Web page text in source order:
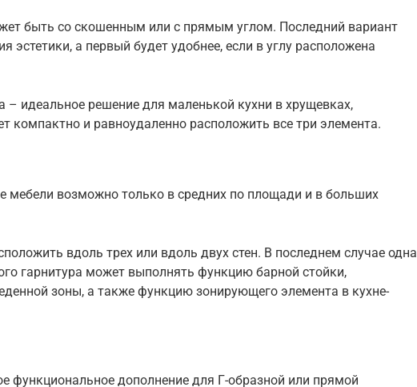
быть со скошенным или с прямым углом. Последний вариант
эстетики, а первый будет удобнее, если в углу расположена
– идеальное решение для маленькой кухни в хрущевках,
компактно и равноудаленно расположить все три элемента.
мебели возможно только в средних по площади и в больших
вдоль трех или вдоль двух стен. В последнем случае одна
гарнитура может выполнять функцию барной стойки,
зоны, а также функцию зонирующего элемента в кухне-
функциональное дополнение для Г-образной или прямой